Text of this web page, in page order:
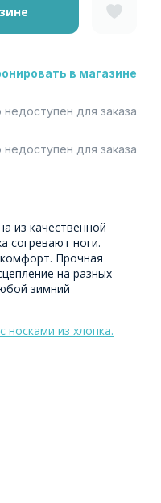
в магазине
недоступен для заказа
недоступен для заказа
из качественной
согревают ноги.
Прочная
на разных
зимний
с носками из хлопка.